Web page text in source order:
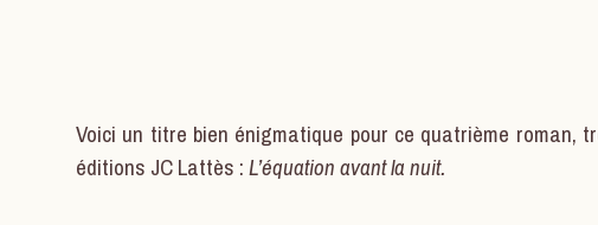
Voici un titre bien énigmatique pour ce quatrième roman,
éditions JC Lattès :L’équation avant la nuit.